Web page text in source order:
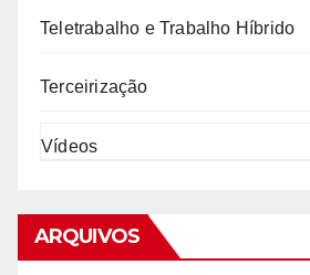
Teletrabalho e Trabalho Híbrido
Terceirização
Vídeos
ARQUIVOS